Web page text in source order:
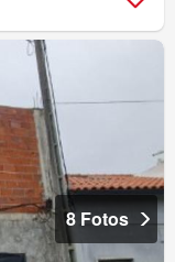
8 Fotos